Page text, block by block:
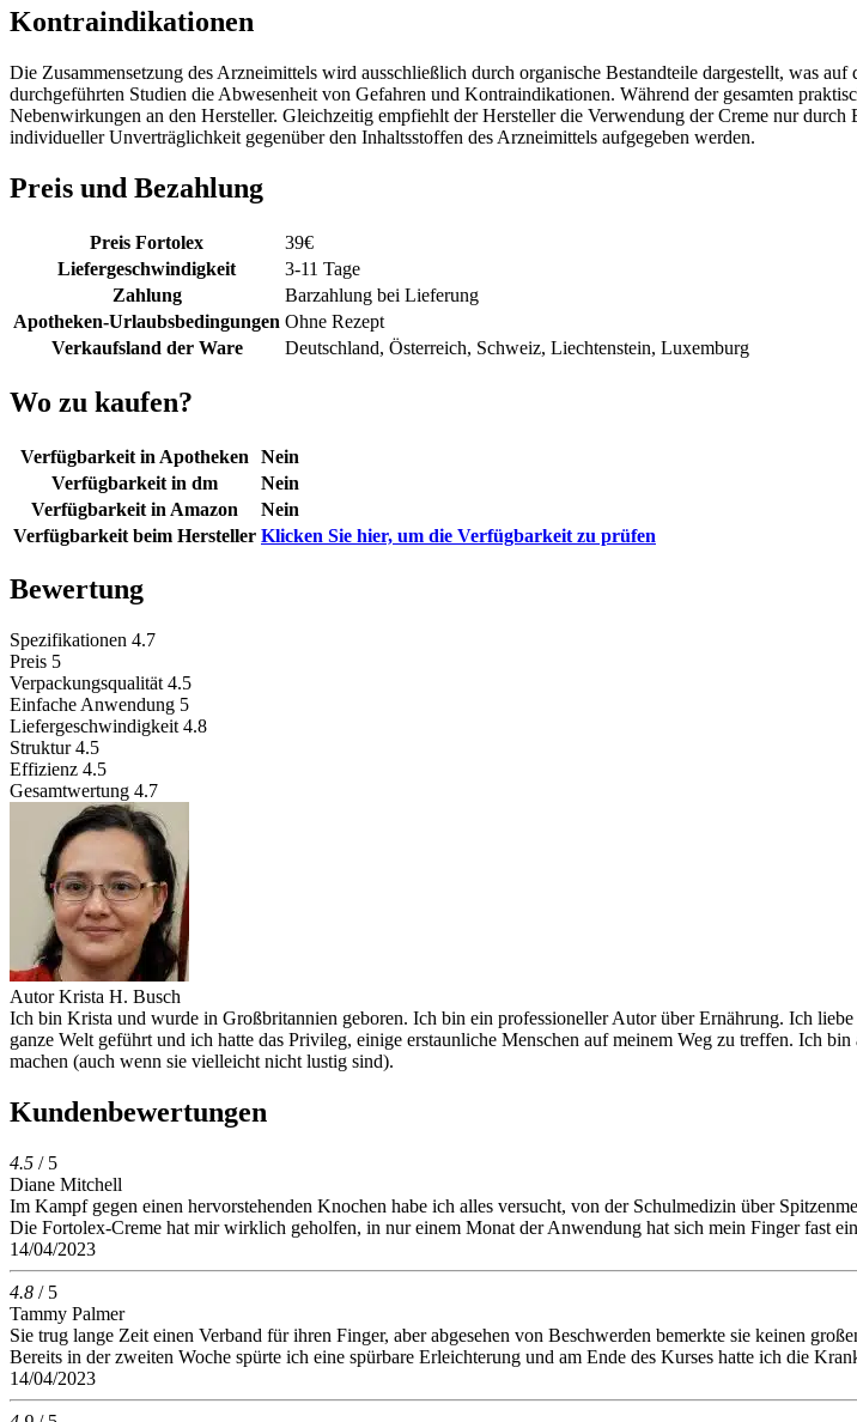
Kontraindikationen
Die Zusammensetzung des Arzneimittels wird ausschließlich durch organische Bestandteile dargestellt, was
durchgeführten Studien die Abwesenheit von Gefahren und Kontraindikationen. Während der gesamten
Nebenwirkungen an den Hersteller. Gleichzeitig empfiehlt der Hersteller die Verwendung der Creme nur
individueller Unverträglichkeit gegenüber den Inhaltsstoffen des Arzneimittels aufgegeben werden.
Preis und Bezahlung
Preis Fortolex 39€
Liefergeschwindigkeit
3-11 Tage
Zahlung
Barzahlung bei Lieferung
Apotheken-Urlaubsbedingungen Ohne Rezept
Verkaufsland der Ware
Deutschland, Österreich, Schweiz, Liechtenstein, Luxemburg
Wo zu kaufen?
Verfügbarkeit in Apotheken
Nein
Verfügbarkeit in dm
Nein
Verfügbarkeit in Amazon
Nein
Verfügbarkeit beim Hersteller Klicken Sie hier, um die Verfügbarkeit zu prüfen
Bewertung
Spezifikationen 4.7
Preis 5
Verpackungsqualität 4.5
Einfache Anwendung 5
Liefergeschwindigkeit 4.8
Struktur 4.5
Effizienz 4.5
Gesamtwertung 4.7
Autor Krista H. Busch
Ich bin Krista und wurde in Großbritannien geboren. Ich bin ein professioneller Autor über Ernährung. Ich
ganze Welt geführt und ich hatte das Privileg, einige erstaunliche Menschen auf meinem Weg zu treffen. Ich
machen (auch wenn sie vielleicht nicht lustig sind).
Kundenbewertungen
4.5 / 5
Diane Mitchell
Im Kampf gegen einen hervorstehenden Knochen habe ich alles versucht, von der Schulmedizin über
Die Fortolex-Creme hat mir wirklich geholfen, in nur einem Monat der Anwendung hat sich mein Finger fast
14/04/2023
4.8 / 5
Tammy Palmer
Sie trug lange Zeit einen Verband für ihren Finger, aber abgesehen von Beschwerden bemerkte sie keinen
Bereits in der zweiten Woche spürte ich eine spürbare Erleichterung und am Ende des Kurses hatte ich die
14/04/2023